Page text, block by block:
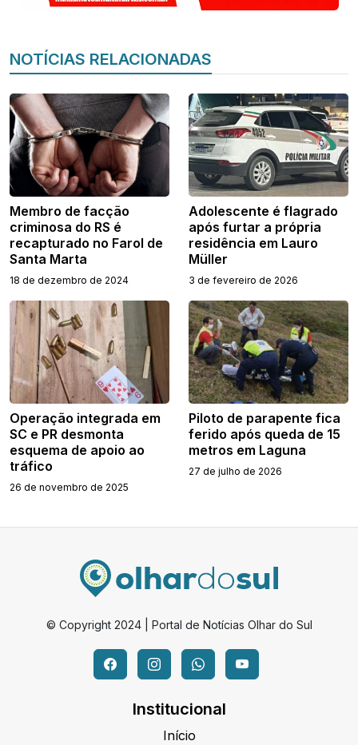
NOTÍCIAS RELACIONADAS
Membro de facção
criminosa do RS é
recapturado no Farol de
Santa Marta
18 de dezembro de 2024
Adolescente é flagrado
após furtar a própria
residência em Lauro
Müller
3 de fevereiro de 2026
Operação integrada em
SC e PR desmonta
esquema de apoio ao
tráfico
26 de novembro de 2025
Piloto de parapente fica
ferido após queda de 15
metros em Laguna
27 de julho de 2026
© Copyright 2024 | Portal de Notícias Olhar do Sul
Institucional
Início